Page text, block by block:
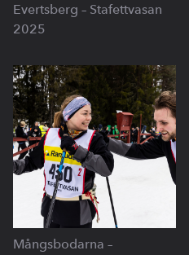
Evertsberg – Stafettvasan
2025
Mångsbodarna –